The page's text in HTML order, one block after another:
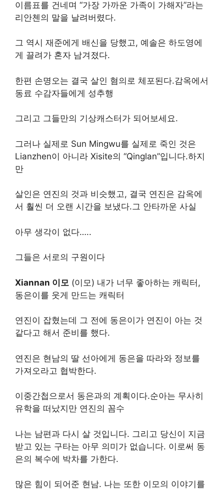
이름표를 건네며 “가장 가까운 가족이 가해자”라는
리안첸의 말을 날려버렸다.
그 역시 재준에게 배신을 당했고, 예솔은 하도영에
게 끌려가 혼자 남겨졌다.
한편 손명오는 결국 살인 혐의로 체포된다.감옥에서
동료 수감자들에게 성추행
그리고 그들만의 기상캐스터가 되어보세요.
그러나 실제로 Sun Mingwu를 실제로 죽인 것은
Lianzhen이 아니라 Xisite의 “Qinglan”입니다.하지
만
살인은 연진의 것과 비슷했고, 결국 연진은 감옥에
서 훨씬 더 오랜 시간을 보냈다.그 안타까운 사실
아무 생각이 없다…..
그들은 서로의 구원이다
Xiannan 이모 (이모) 내가 너무 좋아하는 캐릭터,
동은이를 웃게 만드는 캐릭터
연진이 잡혔는데 그 전에 동은이가 연진이 아는 것
같다고 해서 준비를 했다.
연진은 현남의 딸 선아에게 동은을 따라와 정보를
가져오라고 협박한다.
이중간첩으로서 동은과의 계획이다.순아는 무사히
유학을 떠났지만 연진의 꼼수
나는 남편과 다시 살 것입니다. 그리고 당신이 지금
받고 있는 구타는 아무 의미가 없습니다. 이로써 동
은의 복수에 박차를 가한다.
많은 힘이 되어준 현남. 나는 또한 이모의 이야기를